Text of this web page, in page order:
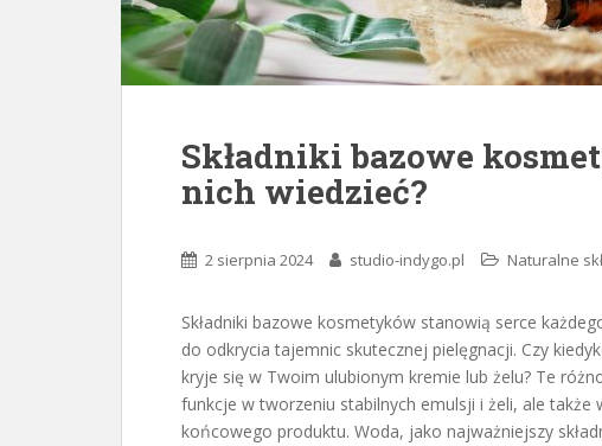
Składniki bazowe
nich wiedzieć?
2 sierpnia 2024 studio-indygo.pl Naturalne
Składniki bazowe kosmetyków stanowią serce
do odkrycia tajemnic skutecznej pielęgnacji. Czy
kryje się w Twoim ulubionym kremie lub żelu? Te
funkcje w tworzeniu stabilnych emulsji i żeli, ale także
końcowego produktu. Woda, jako najważniejszy